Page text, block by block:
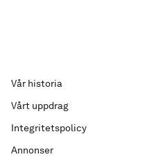
Vår historia
Vårt uppdrag
Integritetspolicy
Annonser